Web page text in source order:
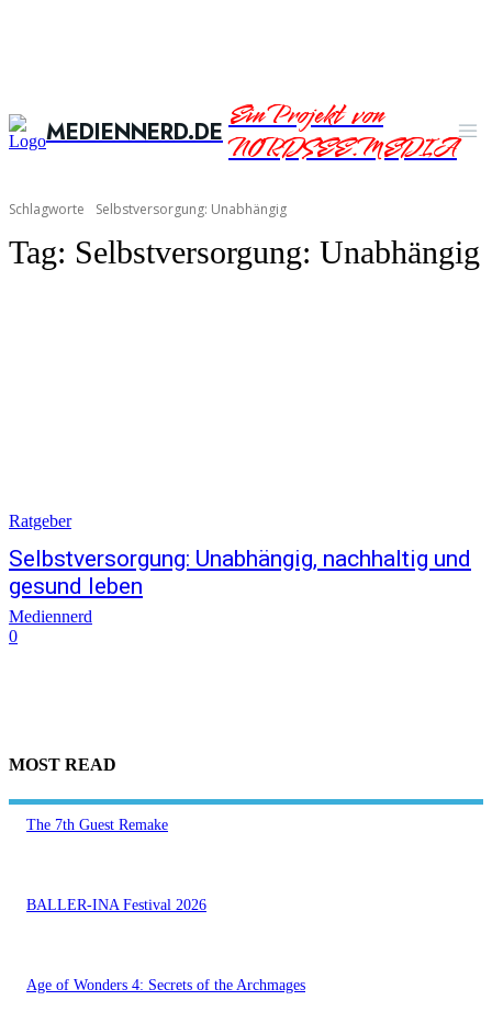
MEDIENNERD.DEEin Projekt von
NORDSEE.MEDIA
Schlagworte Selbstversorgung: Unabhängig
Tag: Selbstversorgung: Unabhängig
Ratgeber
Selbstversorgung: Unabhängig, nachhaltig und
gesund leben
Mediennerd
0
MOST READ
The 7th Guest Remake
BALLER-INA Festival 2026
Age of Wonders 4: Secrets of the Archmages